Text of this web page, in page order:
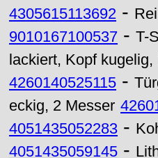
4305615113692 -
9010167100537 - T-
lackiert, Kopf
4260140525115 -
eckig, 2 Messer
4051435052283 -
4051435059145 -